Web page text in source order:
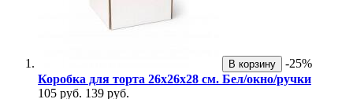
В корзину
-25%
Коробка для торта 26х26х28 см. Бел/окно/ручки
105 руб. 139 руб.